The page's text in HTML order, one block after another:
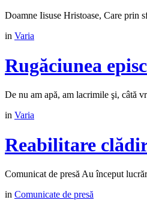
Doamne Iisuse Hristoase, Care prin
in Varia
Rugăciunea
De nu am apă, am lacrimile şi, câtă
in Varia
Reabilitare
Comunicat de presă Au început
in Comunicate de presă